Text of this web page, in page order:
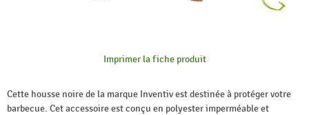
Imprimer la fiche produit
Cette housse noire de la marque Inventiv est destinée à protéger votre
barbecue. Cet accessoire est conçu en polyester imperméable et